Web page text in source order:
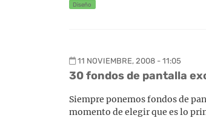
Diseño
11 NOVIEMBRE, 2008 - 11:05
30 fondos de pantalla
Siempre ponemos fondos de
momento de elegir que es lo